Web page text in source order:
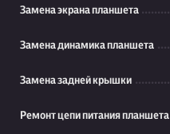
Замена экрана планшета
Замена динамика планшета
Замена задней крышки
Ремонт цепи питания планшета